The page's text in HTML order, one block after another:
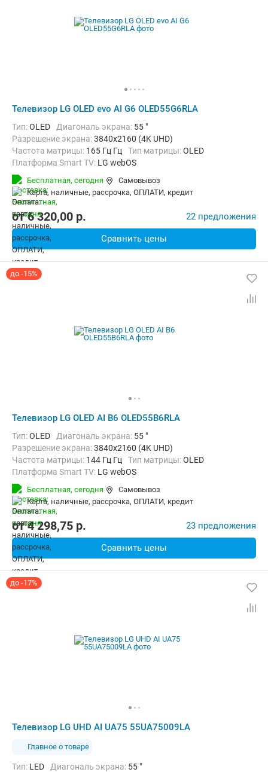
Телевизор LG OLED evo AI G6 OLED55G6RLA
Тип:OLED Диагональ экрана: 55 "
Разрешение экрана:3840x2160 (4K UHD)
Частота матрицы: 165 Гц Гц Тип матрицы:OLED
Платформа Smart TV: LG webOS
Беспроводные интерфейсы:
Бесплатная, сегодня
Самовывоз
карта, наличные, рассрочка, ОПЛАТИ, кредит
от6 320,00 p. 22 предложения
Сравнить цены
до -15%
Телевизор LG OLED AI B6 OLED55B6RLA
Тип:OLED Диагональ экрана: 55 "
Разрешение экрана:3840x2160 (4K UHD)
Частота матрицы: 144 Гц Гц Тип матрицы:OLED
Платформа Smart TV: LG webOS
Беспроводные интерфейсы:
Бесплатная, сегодня
Самовывоз
карта, наличные, рассрочка, ОПЛАТИ, кредит
от4 298,75 p. 23 предложения
Сравнить цены
до -17%
Телевизор LG UHD AI UA75 55UA75009LA
Главное о товаре
Тип: LED Диагональ экрана: 55 "